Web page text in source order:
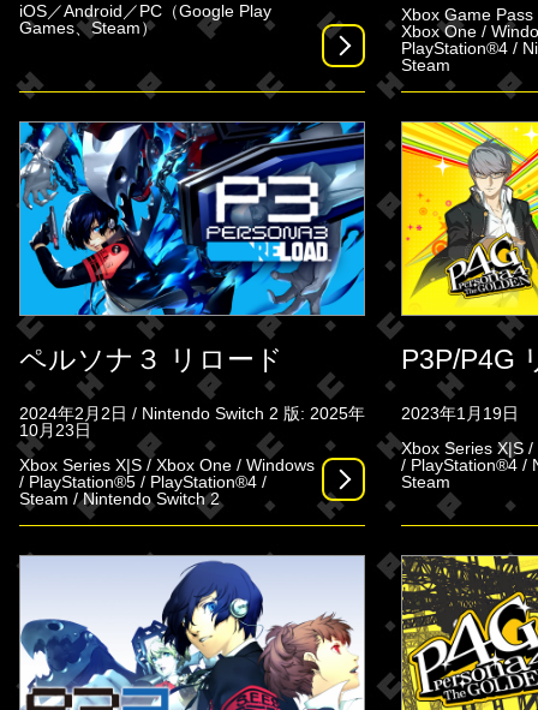
iOS／Android／PC（Google Play
Games、Steam）
Xbox Game
Xbox One /
PlayStation®4 /
Steam
ペルソナ３ リロード
2024年2月2日 / Nintendo Switch 2 版: 2025年
10月23日
Xbox Series X|S / Xbox One / Windows
/ PlayStation®5 / PlayStation®4 /
Steam / Nintendo Switch 2
P3P/P4G
2023年1月19日
Xbox Series X|S
/ PlayStation®4 /
Steam